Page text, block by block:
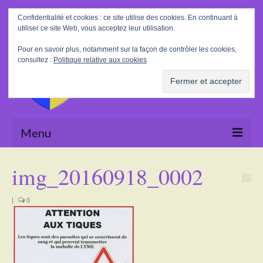
Rechercher
:
Menu
La Mairie
Le village
Tourisme
img_20160918_0002
| 0
Confidentialité et cookies : ce site utilise des cookies. En continuant à
utiliser ce site Web, vous acceptez leur utilisation.
Pour en savoir plus, notamment sur la façon de contrôler les cookies,
consultez : Politique relative aux cookies